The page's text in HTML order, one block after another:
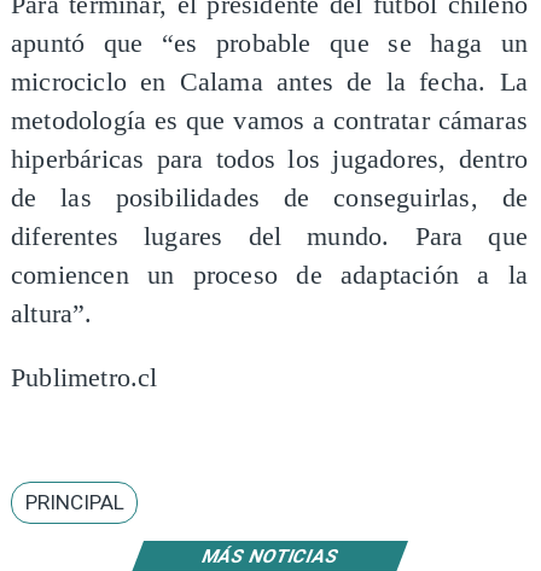
MÁS NOTICIAS
apuntó que “es probable que se haga un
microciclo en Calama antes de la fecha. La
metodología es que vamos a contratar cámaras
hiperbáricas para todos los jugadores, dentro
de las posibilidades de conseguirlas, de
diferentes lugares del mundo. Para que
comiencen un proceso de adaptación a la
altura”.
Publimetro.cl
PRINCIPAL